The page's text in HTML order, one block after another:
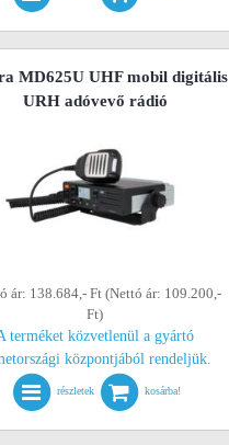
MD625U UHF mobil digitális
URH adóvevő rádió
ár: 138.684,- Ft (Nettó ár: 109.200,-
Ft)
terméket közvetlenül a gyártó
központjából rendeljük.
részletek kosárba!